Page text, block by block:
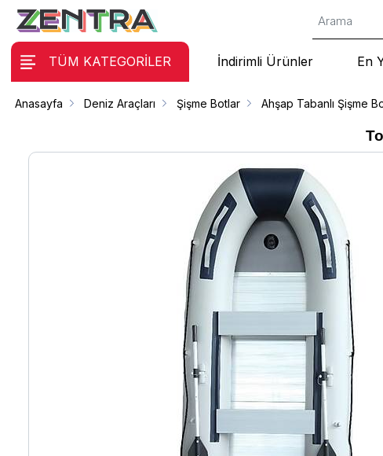
TÜM KATEGORİLER İndirimli Ürünler En
Anasayfa Deniz Araçları Şişme Botlar Ahşap Tabanlı Şişme